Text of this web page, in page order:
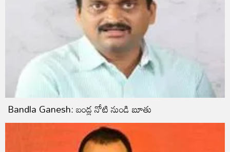
Bandla Ganesh: బండ్ల నోటి నుండి బూతు